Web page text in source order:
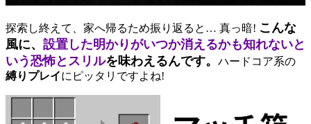
探索し終えて、家へ帰るため振り返ると… 真っ暗! こんな
風に、 設置した明かりがいつか消えるかも知れないと
いう恐怖とスリルを味わえるんです。 ハードコア系の
縛りプレイにピッタリですよね!